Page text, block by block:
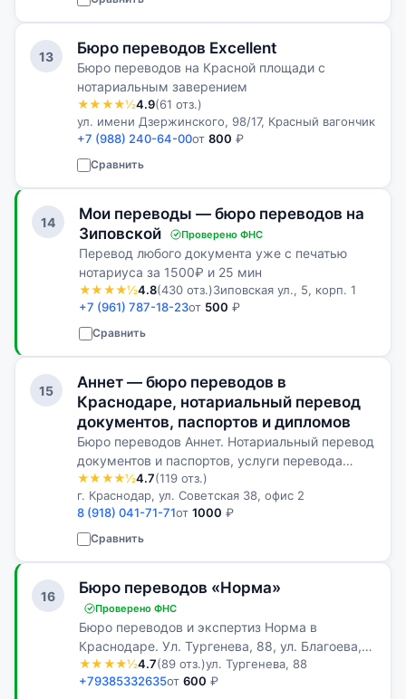
13 Бюро переводов Excellent
Бюро переводов на Красной площади с
нотариальным заверением
★★★★½4.9(61 отз.)
ул. имени Дзержинского, 98/17, Красный вагончик
+7 (988) 240-64-00от 800 ₽
Сравнить
14
Мои переводы — бюро переводов на
Зиповской
Проверено ФНС
Перевод любого документа уже с печатью
нотариуса за 1500₽ и 25 мин
★★★★½4.8(430 отз.)Зиповская ул., 5, корп. 1
+7 (961) 787-18-23от 500 ₽
Сравнить
15
Аннет — бюро переводов в
Краснодаре, нотариальный перевод
документов, паспортов и дипломов
Бюро переводов Аннет. Нотариальный перевод
документов и паспортов, услуги перевода
технических, юридических и медицинских
документов, текстов и справок!
★★★★½4.7(119 отз.)
г. Краснодар, ул. Советская 38, офис 2
8 (918) 041-71-71от 1000 ₽
Сравнить
16 Бюро переводов «Норма»
Проверено ФНС
Бюро переводов и экспертиз Норма в
Краснодаре. Ул. Тургенева, 88, ул. Благоева,
24. Телефон: +7 (938) 533-26-35
★★★★½4.7(89 отз.)ул. Тургенева, 88
+79385332635от 600 ₽